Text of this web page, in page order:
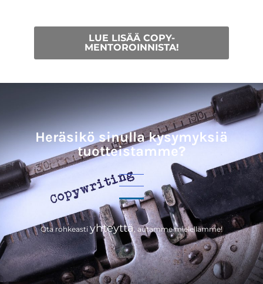
LUE LISÄÄ COPY-
MENTOROINNISTA!
Heräsikö sinulla kysymyksiä
tuotteistamme?
Ota rohkeasti yhteyttä, autamme mielellämme!